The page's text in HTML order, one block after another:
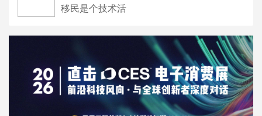
移民是个技术活